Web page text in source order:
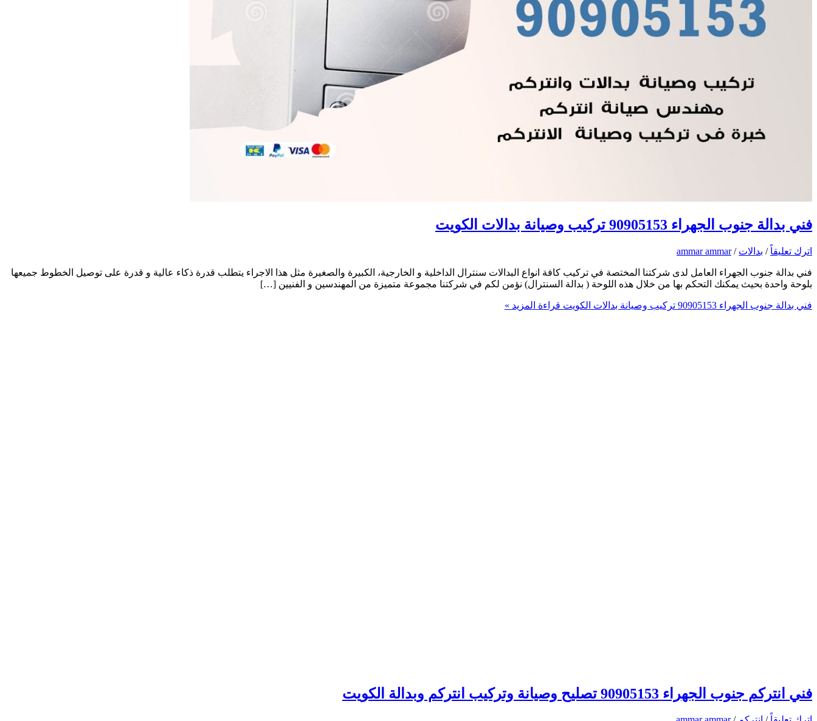
فني بدالة جنوب الجهراء 90905153 تركيب وصيانة بدالات الكويت
اترك تعليقاً / بدالات /
ammar ammar
فني بدالة جنوب الجهراء العامل لدى شركتنا المختصة في تركيب كافة انواع البدالات سنترال الداخلية و الخارجية، الكبيرة والصغيرة مثل هذا الاجراء يتطلب قدرة ذكاء عالية و قدرة على توصيل الخطوط جميعها
بلوحة واحدة بحيث يمكنك التحكم بها من خلال هذه اللوحة ( بدالة السنترال) نؤمن لكم في شركتنا مجموعة متميزة من المهندسين و الفنيين […]
فني بدالة جنوب الجهراء 90905153 تركيب وصيانة بدالات الكويت قراءة المزيد »
فني انتركم جنوب الجهراء 90905153 تصليح وصيانة وتركيب انتركم وبدالة الكويت